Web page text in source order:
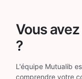
Vous
?
L'équipe Mutualib
comprendre votre